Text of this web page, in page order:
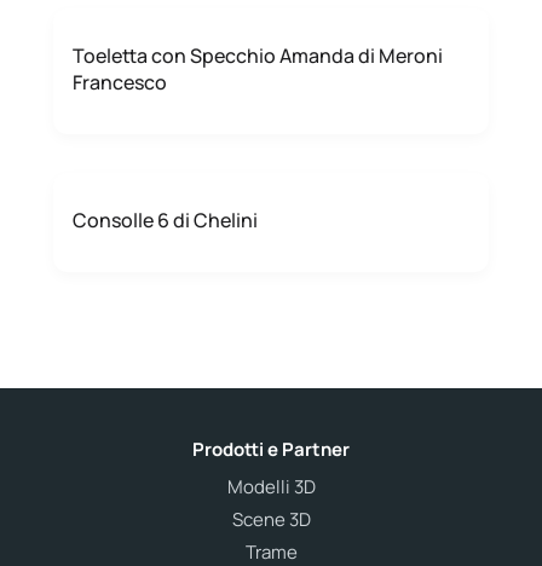
Toeletta con Specchio Amanda di Meroni
Francesco
Consolle 6 di Chelini
Prodotti e Partner
Modelli 3D
Scene 3D
Trame